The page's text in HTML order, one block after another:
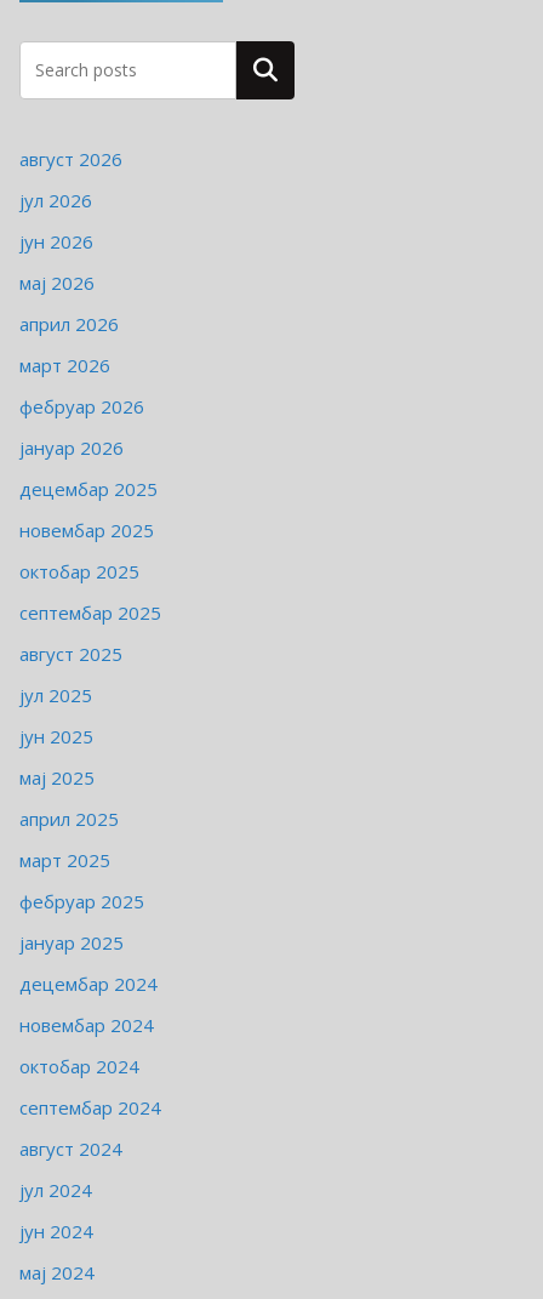
Pretraga
август 2026
јул 2026
јун 2026
мај 2026
април 2026
март 2026
фебруар 2026
јануар 2026
децембар 2025
новембар 2025
октобар 2025
септембар 2025
август 2025
јул 2025
јун 2025
мај 2025
април 2025
март 2025
фебруар 2025
јануар 2025
децембар 2024
новембар 2024
октобар 2024
септембар 2024
август 2024
јул 2024
јун 2024
мај 2024